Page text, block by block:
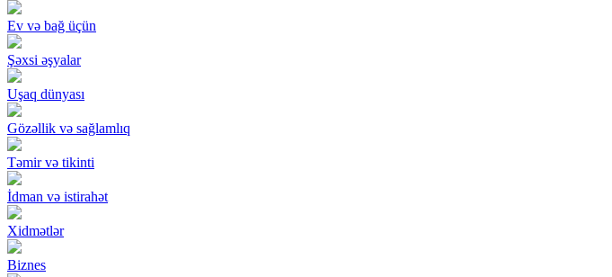
Ev və bağ üçün
Şəxsi əşyalar
Uşaq dünyası
Gözəllik və sağlamlıq
Təmir və tikinti
İdman və istirahət
Xidmətlər
Biznes